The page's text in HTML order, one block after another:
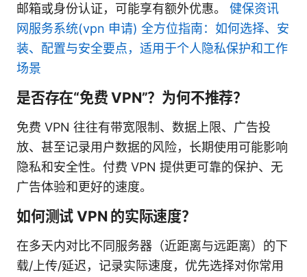
邮箱或身份认证，可能享有额外优惠。 健保资讯
网服务系统(vpn 申请) 全方位指南：如何选择、安
装、配置与安全要点，适用于个人隐私保护和工作
场景
是否存在“免费 VPN”？为何不推荐？
免费 VPN 往往有带宽限制、数据上限、广告投
放、甚至记录用户数据的风险，长期使用可能影响
隐私和安全性。付费 VPN 提供更可靠的保护、无
广告体验和更好的速度。
如何测试 VPN 的实际速度？
在多天内对比不同服务器（近距离与远距离）的下
载/上传/延迟，记录实际速度，优先选择对你常用